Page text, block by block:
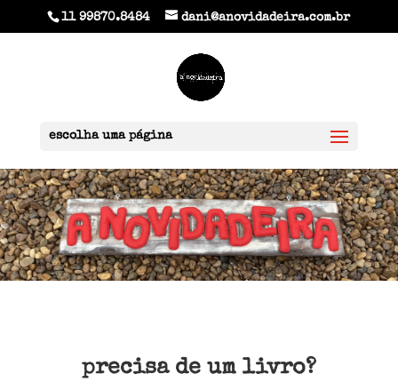
11 99870.8484 dani@anovidadeira.com.br
escolha uma página
precisa de um livro?